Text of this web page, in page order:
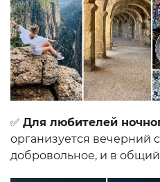
✅ Для любителей
организуется вечерний
добровольное, и в общий